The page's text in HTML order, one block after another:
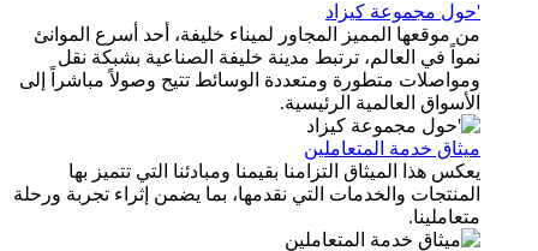
مجموعة كيزاد
موقعها المميز المجاور لميناء خليفة، أحد أسرع الموانئ
في العالم، ترتبط مدينة خليفة الصناعية بشبكة نقل
متطورة ومتعددة الوسائط تتيح وصولاً مباشراً إلى
العالمية الرئيسية.
خدمة المتعاملين
هذا الميثاق التزامنا بقيمنا ومبادئنا التي تتميز بها
والخدمات التي نقدمها، بما يضمن إثراء تجربة ورحلة